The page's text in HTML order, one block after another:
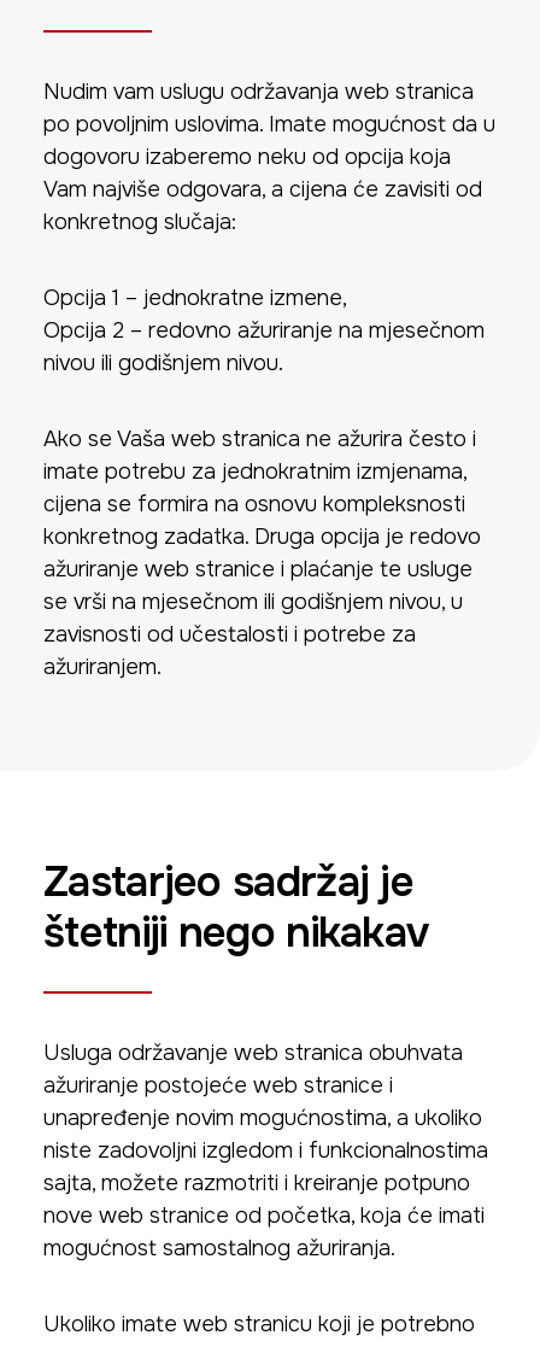
Nudim vam uslugu održavanja web stranica
po povoljnim uslovima. Imate mogućnost da u
dogovoru izaberemo neku od opcija koja
Vam najviše odgovara, a cijena će zavisiti od
konkretnog slučaja:
Opcija 1 – jednokratne izmene,
Opcija 2 – redovno ažuriranje na mjesečnom
nivou ili godišnjem nivou.
Ako se Vaša web stranica ne ažurira često i
imate potrebu za jednokratnim izmjenama,
cijena se formira na osnovu kompleksnosti
konkretnog zadatka. Druga opcija je redovo
ažuriranje web stranice i plaćanje te usluge
se vrši na mjesečnom ili godišnjem nivou, u
zavisnosti od učestalosti i potrebe za
ažuriranjem.
Zastarjeo sadržaj je
štetniji nego nikakav
Usluga održavanje web stranica obuhvata
ažuriranje postojeće web stranice i
unapređenje novim mogućnostima, a ukoliko
niste zadovoljni izgledom i funkcionalnostima
sajta, možete razmotriti i kreiranje potpuno
nove web stranice od početka, koja će imati
mogućnost samostalnog ažuriranja.
Ukoliko imate web stranicu koji je potrebno